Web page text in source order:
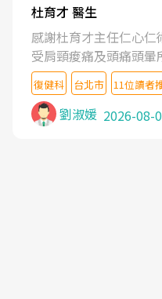
杜育才 醫生
感謝杜育才主任仁心
受肩頸痠痛及頭痛頭
檢查,也嘗試過西醫打
沒有用,後來連吃到嗎
症狀,沒多久就痛起來,
台灣親友介紹忠孝醫
復健科 台北市 11位讀者
劉淑媛 2026-08-